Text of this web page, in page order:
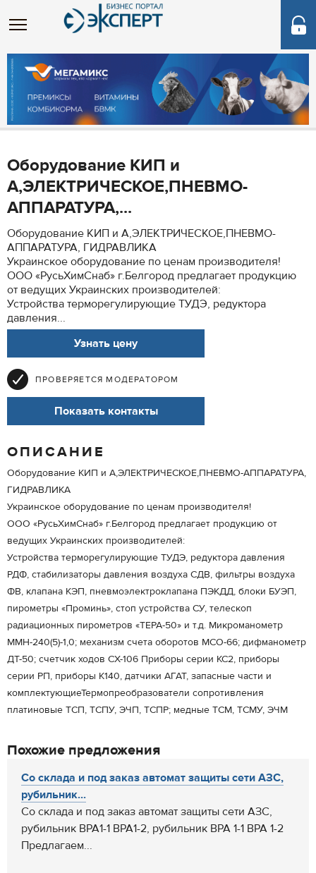
Оборудование КИП и
А,ЭЛЕКТРИЧЕСКОЕ,ПНЕВМО-
АППАРАТУРА,...
Оборудование КИП и А,ЭЛЕКТРИЧЕСКОЕ,ПНЕВМО-
АППАРАТУРА, ГИДРАВЛИКА
Украинское оборудование по ценам производителя!
ООО «РусьХимСнаб» г.Белгород предлагает продукцию
от ведущих Украинских производителей:
Устройства терморегулирующие ТУДЭ, редуктора
давления...
Узнать цену
ПРОВЕРЯЕТСЯ МОДЕРАТОРОМ
Показать контакты
ОПИСАНИЕ
Оборудование КИП и А,ЭЛЕКТРИЧЕСКОЕ,ПНЕВМО-АППАРАТУРА,
ГИДРАВЛИКА
Украинское оборудование по ценам производителя!
ООО «РусьХимСнаб» г.Белгород предлагает продукцию от
ведущих Украинских производителей:
Устройства терморегулирующие ТУДЭ, редуктора давления
РДФ, стабилизаторы давления воздуха СДВ, фильтры воздуха
ФВ, клапана КЭП, пневмоэлектроклапана ПЭКДД, блоки БУЭП,
пирометры «Проминь», стоп устройства СУ, телескоп
радиационных пирометров «ТЕРА-50» и т.д. Микроманометр
ММН-240(5)-1,0; механизм счета оборотов МСО-66; дифманометр
ДТ-50; счетчик ходов СХ-106 Приборы серии КС2, приборы
серии РП, приборы К140, датчики АГАТ, запасные части и
комплектующиеТермопреобразователи сопротивления
платиновые ТСП, ТСПУ, ЭЧП, ТСПР; медные ТСМ, ТСМУ, ЭЧМ
Похожие предложения
Со склада и под заказ автомат защиты сети АЗС,
рубильник...
Со склада и под заказ автомат защиты сети АЗС,
рубильник ВРА1-1 ВРА1-2, рубильник ВРА 1-1 ВРА 1-2
Предлагаем...